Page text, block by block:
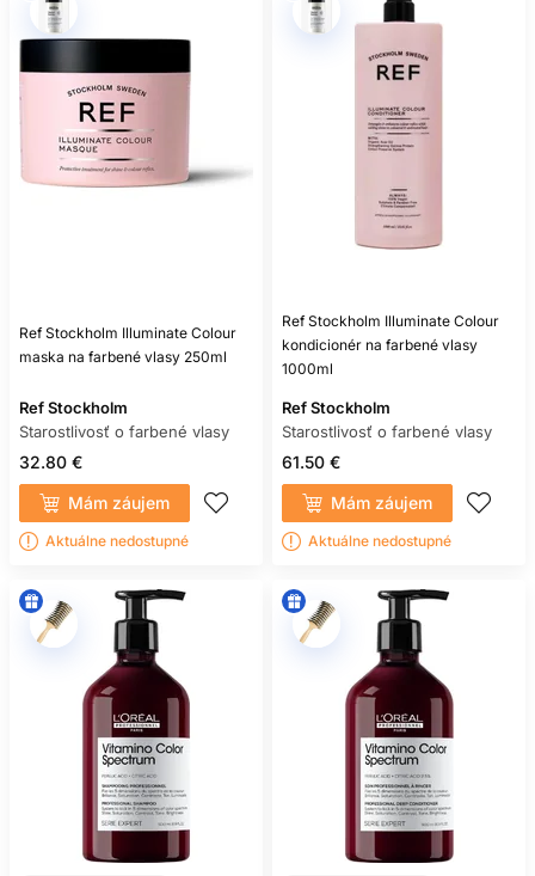
Ref Stockholm Illuminate Colour
maska na farbené vlasy 250ml
Ref Stockholm
Starostlivosť o farbené vlasy
32.80 €
Mám záujem
Aktuálne nedostupné
Ref Stockholm Illuminate Colour
kondicionér na farbené vlasy
1000ml
Ref Stockholm
Starostlivosť o farbené vlasy
61.50 €
Mám záujem
Aktuálne nedostupné